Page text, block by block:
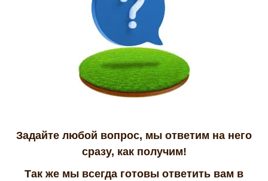
Задайте любой вопрос, мы ответим на него
сразу, как получим!
Так же мы всегда готовы ответить вам в